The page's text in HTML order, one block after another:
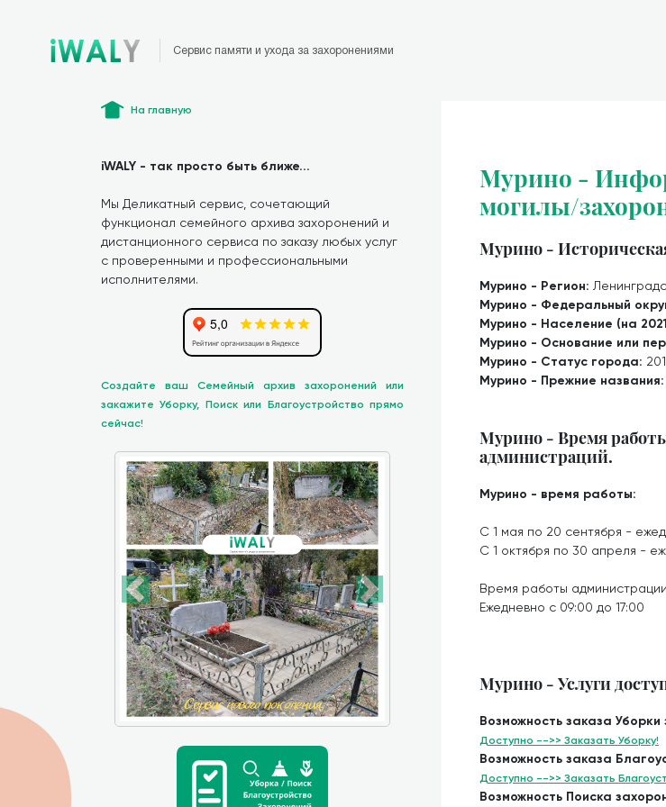
Сервис памяти и ухода за захоронениями
На главную
iWALY - так просто быть ближе...
Мы Деликатный сервис, сочетающий
функционал семейного архива захоронений и
дистанционного сервиса по заказу любых услуг
с проверенными и профессиональными
исполнителями.
Создайте ваш Семейный архив захоронений или
закажите Уборку, Поиск или Благоустройство прямо
сейчас!
Мурино -
могилы/
Мурино -
Мурино - Регион:
Мурино - Федеральный
Мурино - Население (на
Мурино - Основание или
Мурино - Статус города:
Мурино - Прежние названия:
Мурино - Время
администраций.
Мурино - время работы:
С 1 мая по 20 сентября -
С 1 октября по 30 апреля -
Время работы
Ежедневно с 09:00 до 17:00
Мурино - Услуги
Возможность заказа
Доступно -->> Заказать Уборку!
Возможность заказа
Доступно -->> Заказать
Возможность Поиска